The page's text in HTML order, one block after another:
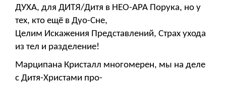
ДУХА, для ДИТЯ/Дитя в НЕО-АРА Порука, но у
тех, кто ещё в Дуо-Сне,
Целим Искажения Представлений, Страх ухода
из тел и разделение!
Марципана Кристалл многомерен, мы на деле
с Дитя-Христами про-